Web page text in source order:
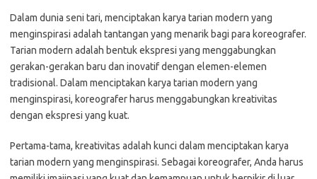
Dalam dunia seni tari, menciptakan karya tarian modern yang
menginspirasi adalah tantangan yang menarik bagi para koreografer.
Tarian modern adalah bentuk ekspresi yang menggabungkan
gerakan-gerakan baru dan inovatif dengan elemen-elemen
tradisional. Dalam menciptakan karya tarian modern yang
menginspirasi, koreografer harus menggabungkan kreativitas
dengan ekspresi yang kuat.
Pertama-tama, kreativitas adalah kunci dalam menciptakan karya
tarian modern yang menginspirasi. Sebagai koreografer, Anda harus